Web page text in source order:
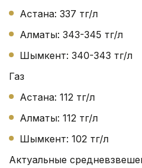
Астана: 337 тг/л
Алматы: 343-345 тг/л
Шымкент: 340-343 тг/л
Газ
Астана: 112 тг/л
Алматы: 112 тг/л
Шымкент: 102 тг/л
Актуальные